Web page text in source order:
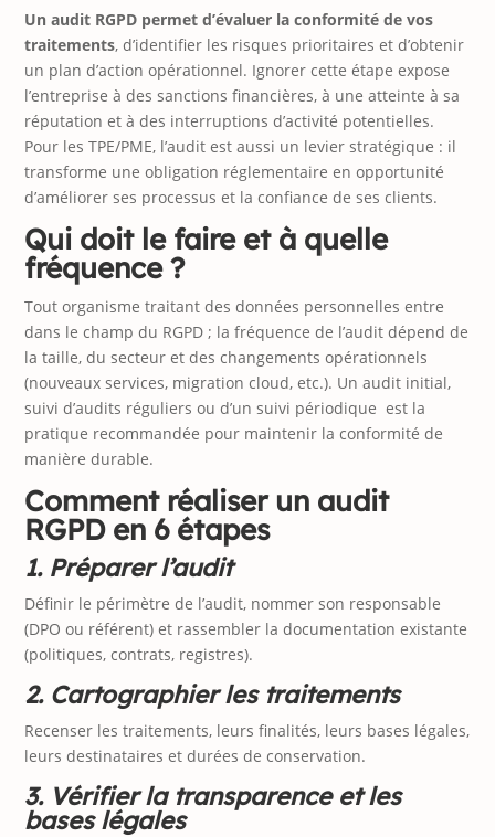
Un audit RGPD permet d’évaluer la conformité de vos
traitements, d’identifier les risques prioritaires et d’obtenir
un plan d’action opérationnel. Ignorer cette étape expose
l’entreprise à des sanctions financières, à une atteinte à sa
réputation et à des interruptions d’activité potentielles.
Pour les TPE/PME, l’audit est aussi un levier stratégique : il
transforme une obligation réglementaire en opportunité
d’améliorer ses processus et la confiance de ses clients.
Qui doit le faire et à quelle
fréquence ?
Tout organisme traitant des données personnelles entre
dans le champ du RGPD ; la fréquence de l’audit dépend de
la taille, du secteur et des changements opérationnels
(nouveaux services, migration cloud, etc.). Un audit initial,
suivi d’audits réguliers ou d’un suivi périodique est la
pratique recommandée pour maintenir la conformité de
manière durable.
Comment réaliser un audit
RGPD en 6 étapes
1. Préparer l’audit
Définir le périmètre de l’audit, nommer son responsable
(DPO ou référent) et rassembler la documentation existante
(politiques, contrats, registres).
2. Cartographier les traitements
Recenser les traitements, leurs finalités, leurs bases légales,
leurs destinataires et durées de conservation.
3. Vérifier la transparence et les
bases légales